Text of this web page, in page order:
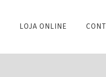
LOJA ONLINE